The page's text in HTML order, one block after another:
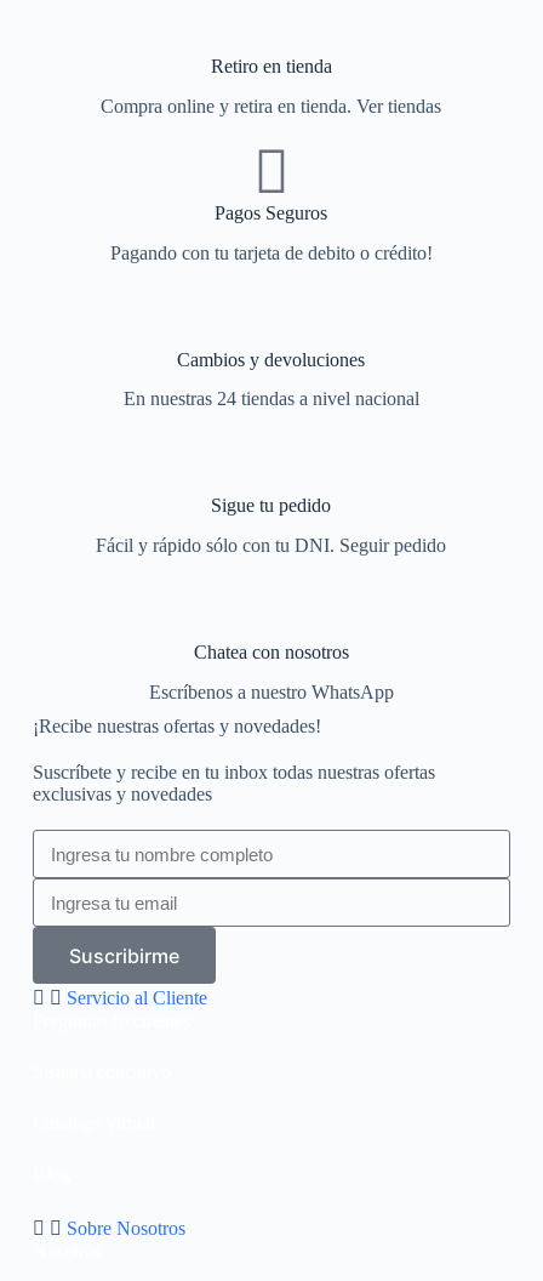
Retiro en tienda
Compra online y retira en tienda. Ver tiendas
Pagos Seguros
Pagando con tu tarjeta de debito o crédito!
Cambios y devoluciones
En nuestras 24 tiendas a nivel nacional
Sigue tu pedido
Fácil y rápido sólo con tu DNI. Seguir pedido
Chatea con nosotros
Escríbenos a nuestro WhatsApp
¡Recibe nuestras ofertas y novedades!
Suscríbete y recibe en tu inbox todas nuestras ofertas
exclusivas y novedades
Suscribirme
Servicio al Cliente
Sobre Nosotros